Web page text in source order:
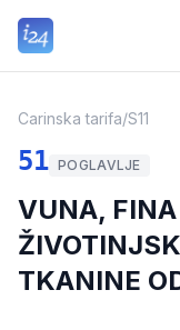
Carinska tarifa/S11
51 POGLAVLJE
VUNA,
TKANINE